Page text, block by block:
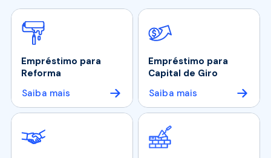
Empréstimo para
Reforma
Saiba mais
Empréstimo para
Capital de Giro
Saiba mais